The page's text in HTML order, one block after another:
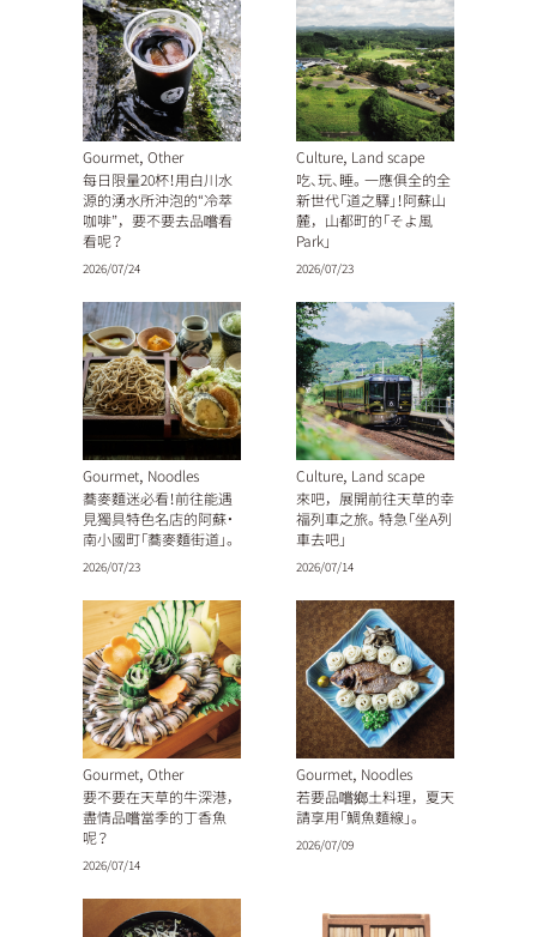
Gourmet, Other
每日限量20杯！用白川水
源的湧水所沖泡的“冷萃
咖啡”，要不要去品嚐看
看呢？
2026/07/24
Culture, Land scape
吃、玩、睡。一應俱全的全
新世代「道之驛」！阿蘇山
麓，山都町的「そよ風
Park」
2026/07/23
Gourmet, Noodles
蕎麥麵迷必看！前往能遇
見獨具特色名店的阿蘇・
南小國町「蕎麥麵街道」。
2026/07/23
Culture, Land scape
來吧，展開前往天草的幸
福列車之旅。特急「坐A列
車去吧」
2026/07/14
Gourmet, Other
要不要在天草的牛深港，
盡情品嚐當季的丁香魚
呢？
2026/07/14
Gourmet, Noodles
若要品嚐鄉土料理，夏天
請享用「鯛魚麵線」。
2026/07/09